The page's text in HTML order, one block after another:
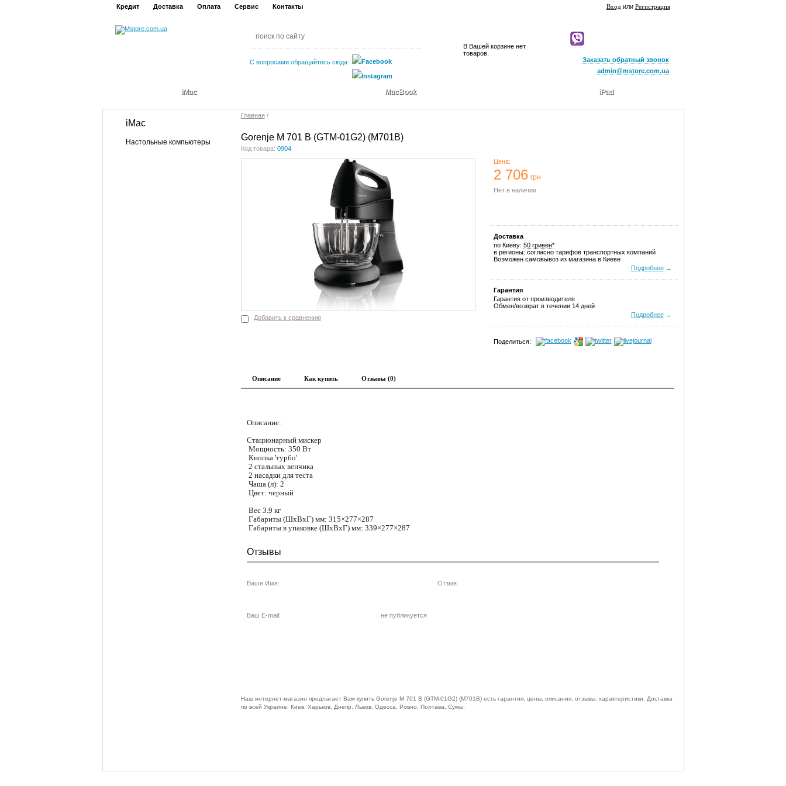
Главная /
Gorenje M 701 B (GTM-01G2) (M701B)
Код товара: 0904
Добавить к сравнению
Цена:
2 706 грн
Нет в наличии
Купить
Доставка
по Киеву: 50 гривен*
в регионы: согласно тарифов транспортных компаний
Возможен самовывоз из магазина в Киеве
Подробнее→
Гарантия
Гарантия от производителя
Обмен/возврат в течении 14 дней
Подробнее→
Поделиться:
Описание Как купить Отзывы (0)
Описание:
Стационарный мискер
Мощность: 350 Вт
Кнопка 'турбо'
2 стальных венчика
2 насадки для теста
Чаша (л): 2
Цвет: черный
Вес 3.9 кг
Габариты (ШхВхГ) мм: 315×277×287
Габариты в упаковке (ШхВхГ) мм: 339×277×287
Отзывы
Ваше Имя: Отзыв:
не публикуется
Ваш E-mail:
Наш интернет-магазин предлагает Вам купить Gorenje M 701 B (GTM-01G2) (M701B) есть гарантия, цены, описания, отзывы, характеристики. Доставка
по всей Украине: Киев, Харьков, Днепр, Львов, Одесса, Ровно, Полтава, Сумы.
Вход или Регистрация
Кредит Доставка Оплата Сервис Контакты
С вопросами обращайтесь сюда:
В Вашей корзине нет
товаров.
Заказать обратный звонок
admin@mstore.com.ua
iMac MacBook iPad
iMac
Настольные компьютеры